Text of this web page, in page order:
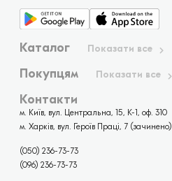
Каталог Показати все
Покупцям Показати все
Контакти
м. Київ, вул. Центральна, 15, К-1, оф. 310
м. Харків, вул. Героїв Праці, 7 (зачинено)
(050) 236-73-73
(096) 236-73-73